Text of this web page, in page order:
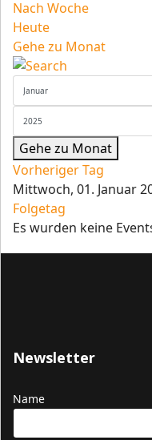
Nach Woche
Heute
Gehe zu Monat
Gehe zu Monat
Vorheriger Tag
Mittwoch, 01. Januar
Folgetag
Es wurden keine
Newsletter
Name